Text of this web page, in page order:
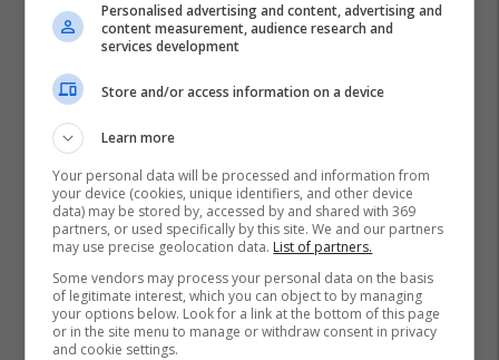
Personalised advertising and content, advertising and
content measurement, audience research and
services development
Store and/or access information on a device
Learn more
Your personal data will be processed and information from
your device (cookies, unique identifiers, and other device
data) may be stored by, accessed by and shared with 369
partners, or used specifically by this site. We and our partners
may use precise geolocation data. List of partners.
Some vendors may process your personal data on the basis
of legitimate interest, which you can object to by managing
your options below. Look for a link at the bottom of this page
or in the site menu to manage or withdraw consent in privacy
and cookie settings.